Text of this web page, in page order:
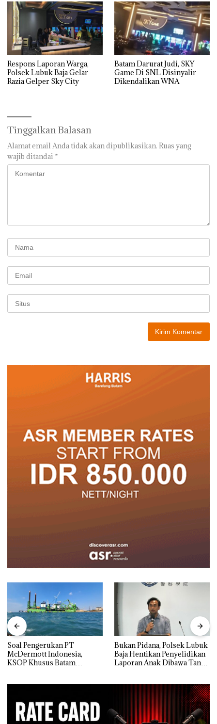
Respons Laporan Warga,
Polsek Lubuk Baja Gelar
Razia Gelper Sky City
Batam Darurat Judi, SKY
Game Di SNL Disinyalir
Dikendalikan WNA
Tinggalkan Balasan
Alamat email Anda tidak akan dipublikasikan. Ruas yang
wajib ditandai *
‎Soal Pengerukan PT
McDermott Indonesia,
KSOP Khusus Batam
Bukan Pidana, Polsek Lubuk
Baja Hentikan Penyelidikan
Laporan Anak Dibawa Tanpa